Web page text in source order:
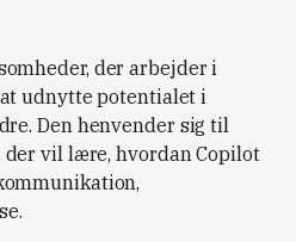
der arbejder i
udnytte potentialet i
Den henvender sig til
der vil lære, hvordan Copilot